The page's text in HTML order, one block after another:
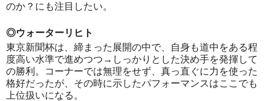
のか？にも注目したい。
◎ウォーターリヒト
東京新聞杯は、締まった展開の中で、自身も道中をある程
度高い水準で進めつつ→しっかりとした決め手を発揮して
の勝利。コーナーでは無理をせず、真っ直ぐに力を使った
格好だったが、その時に示したパフォーマンスはここでも
上位扱いになる。